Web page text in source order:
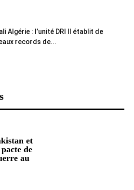
Algérie : l’unité DRI II établit de
records de...
et
de
au